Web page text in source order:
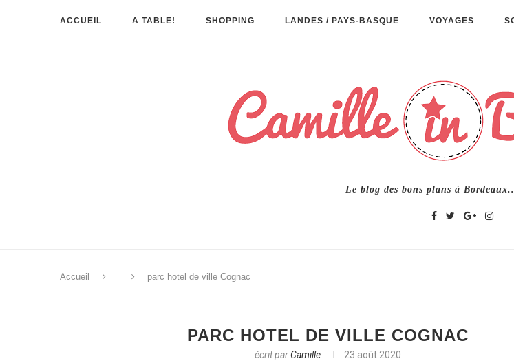
ACCUEIL A TABLE! SHOPPING LANDES / PAYS-BASQUE VOYAGES
Le blog des bons plans à
Accueil parc hotel de ville Cognac
PARC HOTEL DE VILLE COGNAC
écrit parCamille 23 août 2020